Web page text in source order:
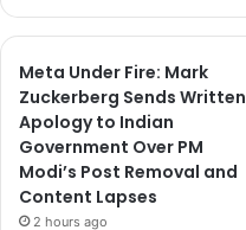
Meta Under Fire: Mark
Zuckerberg Sends Written
Apology to Indian
Government Over PM
Modi’s Post Removal and
Content Lapses
2 hours ago